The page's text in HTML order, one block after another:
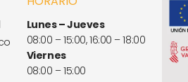
Lunes – Jueves
08:00 – 15:00, 16:00 – 18:00
Viernes
08:00 – 15:00